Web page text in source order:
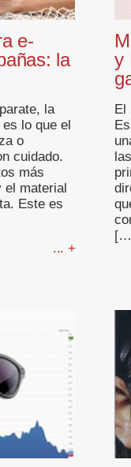
e-
la
la
lo que el
o
cuidado.
más
material
Este es
... +
y
El